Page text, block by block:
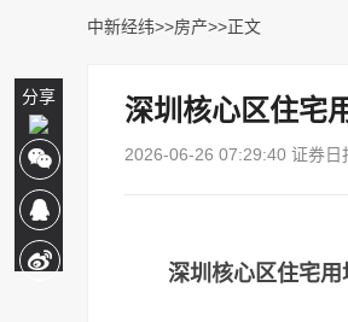
分享
中新经纬>>房产>>正文
深圳核心区住宅
2026-06-26 07:29:40 证券日
深圳核心区住宅